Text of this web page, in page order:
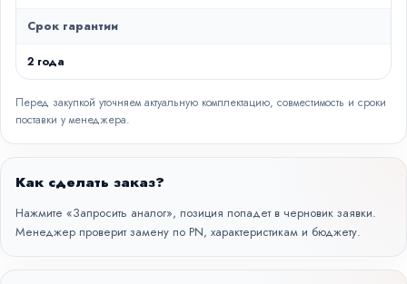
Срок гарантии
2 года
Перед закупкой уточняем актуальную комплектацию, совместимость и сроки
поставки у менеджера.
Как сделать заказ?
Нажмите «Запросить аналог», позиция попадет в черновик заявки.
Менеджер проверит замену по PN, характеристикам и бюджету.